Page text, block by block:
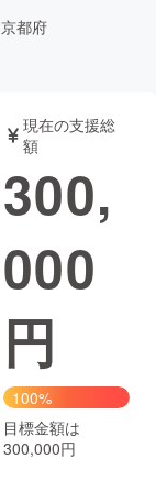
書籍・雑誌
チャレンジ
Creation
ミュニティ
京都府
現在の支援総
額
300,
000
円
100%
目標金額は
300,000円